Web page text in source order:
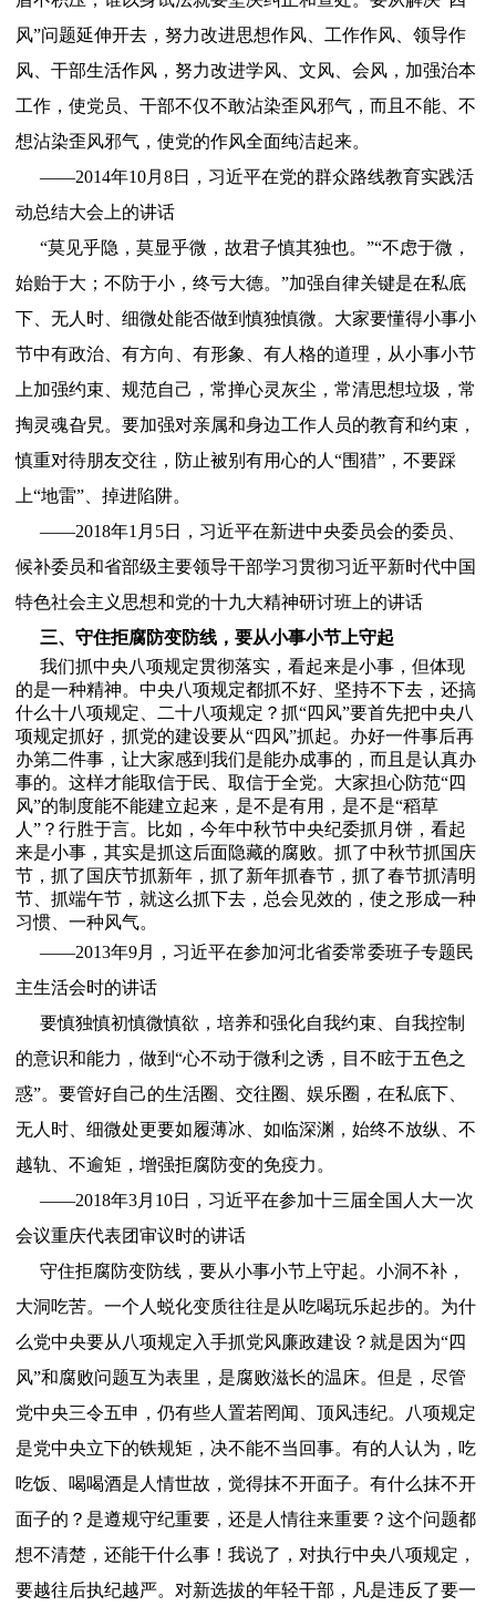
风”问题延伸开去，努力改进思想作风、工作作风、领导作
风、干部生活作风，努力改进学风、文风、会风，加强治本
工作，使党员、干部不仅不敢沾染歪风邪气，而且不能、不
想沾染歪风邪气，使党的作风全面纯洁起来。
——2014年10月8日，习近平在党的群众路线教育实践活
动总结大会上的讲话
“莫见乎隐，莫显乎微，故君子慎其独也。”“不虑于微，
始贻于大；不防于小，终亏大德。”加强自律关键是在私底
下、无人时、细微处能否做到慎独慎微。大家要懂得小事小
节中有政治、有方向、有形象、有人格的道理，从小事小节
上加强约束、规范自己，常掸心灵灰尘，常清思想垃圾，常
掏灵魂旮旯。要加强对亲属和身边工作人员的教育和约束，
慎重对待朋友交往，防止被别有用心的人“围猎”，不要踩
上“地雷”、掉进陷阱。
——2018年1月5日，习近平在新进中央委员会的委员、
候补委员和省部级主要领导干部学习贯彻习近平新时代中国
特色社会主义思想和党的十九大精神研讨班上的讲话
三、守住拒腐防变防线，要从小事小节上守起
我们抓中央八项规定贯彻落实，看起来是小事，但体现
的是一种精神。中央八项规定都抓不好、坚持不下去，还搞
什么十八项规定、二十八项规定？抓“四风”要首先把中央八
项规定抓好，抓党的建设要从“四风”抓起。办好一件事后再
办第二件事，让大家感到我们是能办成事的，而且是认真办
事的。这样才能取信于民、取信于全党。大家担心防范“四
风”的制度能不能建立起来，是不是有用，是不是“稻草
人”？行胜于言。比如，今年中秋节中央纪委抓月饼，看起
来是小事，其实是抓这后面隐藏的腐败。抓了中秋节抓国庆
节，抓了国庆节抓新年，抓了新年抓春节，抓了春节抓清明
节、抓端午节，就这么抓下去，总会见效的，使之形成一种
习惯、一种风气。
——2013年9月，习近平在参加河北省委常委班子专题民
主生活会时的讲话
要慎独慎初慎微慎欲，培养和强化自我约束、自我控制
的意识和能力，做到“心不动于微利之诱，目不眩于五色之
惑”。要管好自己的生活圈、交往圈、娱乐圈，在私底下、
无人时、细微处更要如履薄冰、如临深渊，始终不放纵、不
越轨、不逾矩，增强拒腐防变的免疫力。
——2018年3月10日，习近平在参加十三届全国人大一次
会议重庆代表团审议时的讲话
守住拒腐防变防线，要从小事小节上守起。小洞不补，
大洞吃苦。一个人蜕化变质往往是从吃喝玩乐起步的。为什
么党中央要从八项规定入手抓党风廉政建设？就是因为“四
风”和腐败问题互为表里，是腐败滋长的温床。但是，尽管
党中央三令五申，仍有些人置若罔闻、顶风违纪。八项规定
是党中央立下的铁规矩，决不能不当回事。有的人认为，吃
吃饭、喝喝酒是人情世故，觉得抹不开面子。有什么抹不开
面子的？是遵规守纪重要，还是人情往来重要？这个问题都
想不清楚，还能干什么事！我说了，对执行中央八项规定，
要越往后执纪越严。对新选拔的年轻干部，凡是违反了要一